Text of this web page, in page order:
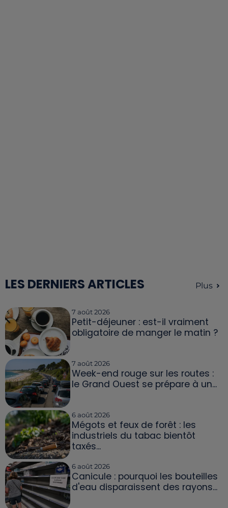
LES DERNIERS ARTICLES Plus
7 août 2026
Petit-déjeuner : est-il vraiment
obligatoire de manger le matin ?
7 août 2026
Week-end rouge sur les routes :
le Grand Ouest se prépare à un...
6 août 2026
Mégots et feux de forêt : les
industriels du tabac bientôt
taxés...
6 août 2026
Canicule : pourquoi les bouteilles
d'eau disparaissent des rayons...